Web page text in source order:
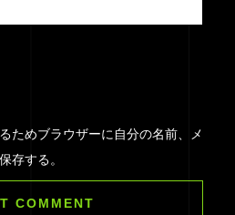
ためブラウザーに自分の名前、メ
存する。